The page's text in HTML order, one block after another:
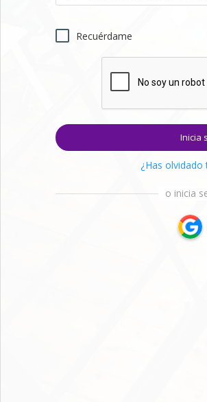
Recuérdame
Inicia
¿Has olvidado
o inicia